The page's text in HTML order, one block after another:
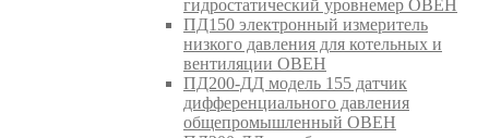
гидростатический уровнемер ОВЕН
ПД150 электронный измеритель
низкого давления для котельных и
вентиляции ОВЕН
ПД200-ДД модель 155 датчик
дифференциального давления
общепромышленный ОВЕН